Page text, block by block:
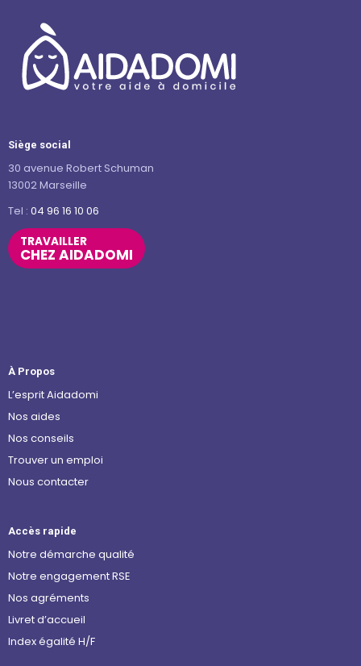
Siège social
30 avenue Robert Schuman
13002 Marseille
Tel : 04 96 16 10 06
TRAVAILLER
CHEZ AIDADOMI
À Propos
L’esprit Aidadomi
Nos aides
Nos conseils
Trouver un emploi
Nous contacter
Accès rapide
Notre démarche qualité
Notre engagement RSE
Nos agréments
Livret d’accueil
Index égalité H/F